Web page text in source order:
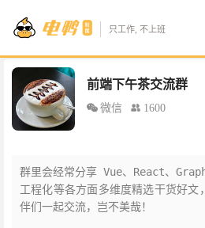
只工作, 不上班
前端下午茶交流群
微信 1600
群里会经常分享 Vue、React、
工程化等各方面多维度精选干货好文
伴们一起交流，岂不美哉！